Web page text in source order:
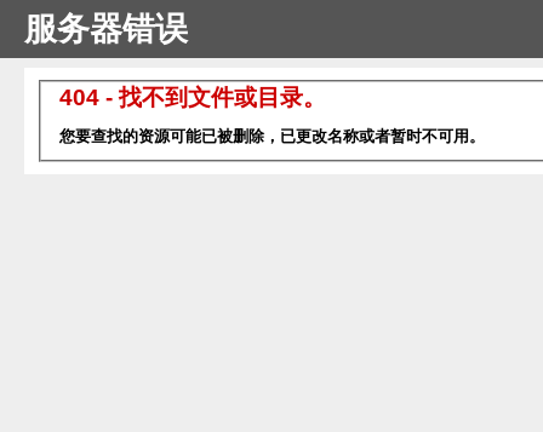
服务器错误
404 - 找不到文件或目录。
您要查找的资源可能已被删除，已更改名称或者暂时不可用。